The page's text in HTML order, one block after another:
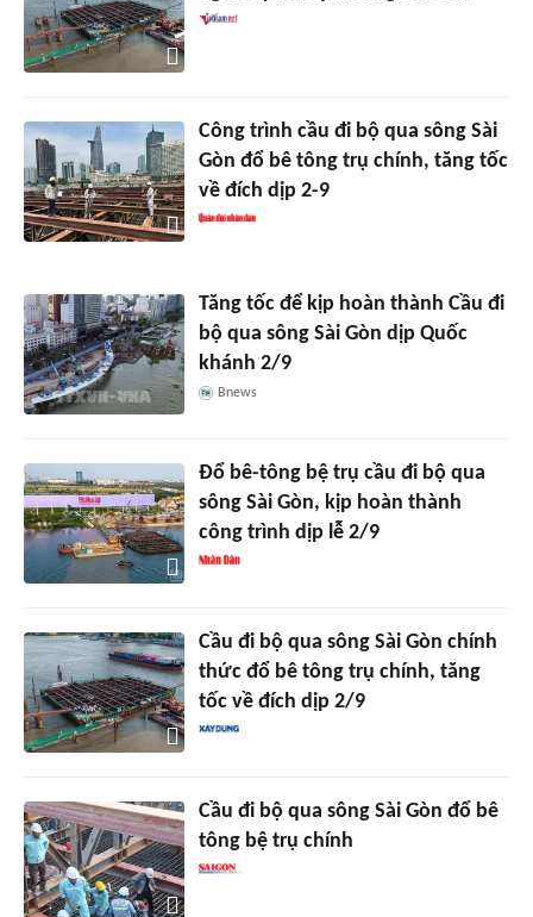
Công trình cầu đi bộ qua sông Sài
Gòn đổ bê tông trụ chính, tăng tốc
về đích dịp 2-9
Tăng tốc để kịp hoàn thành Cầu đi
bộ qua sông Sài Gòn dịp Quốc
khánh 2/9
Bnews
Đổ bê-tông bệ trụ cầu đi bộ qua
sông Sài Gòn, kịp hoàn thành
công trình dịp lễ 2/9
Cầu đi bộ qua sông Sài Gòn chính
thức đổ bê tông trụ chính, tăng
tốc về đích dịp 2/9
Cầu đi bộ qua sông Sài Gòn đổ bê
tông bệ trụ chính